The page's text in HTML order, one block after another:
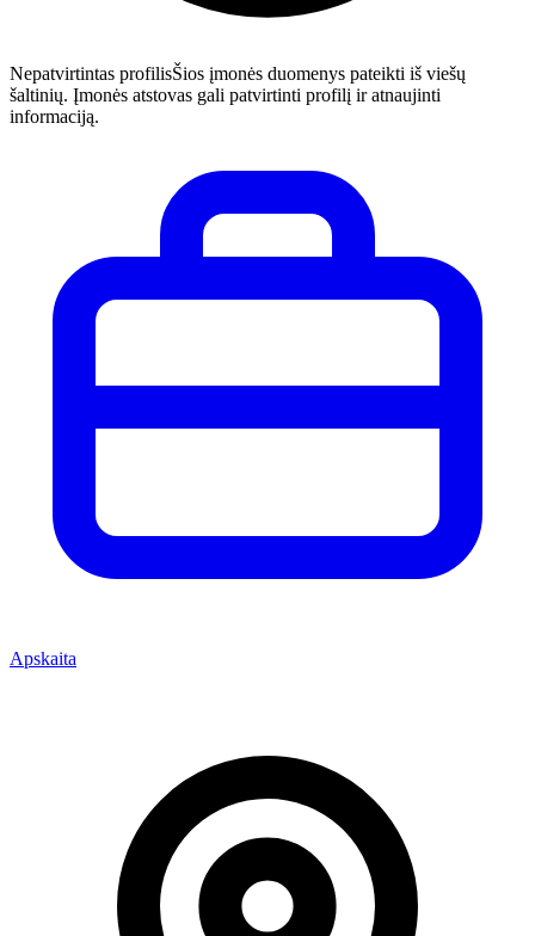
Nepatvirtintas profilisŠios įmonės duomenys pateikti iš viešų
šaltinių. Įmonės atstovas gali patvirtinti profilį ir atnaujinti
informaciją.
Apskaita